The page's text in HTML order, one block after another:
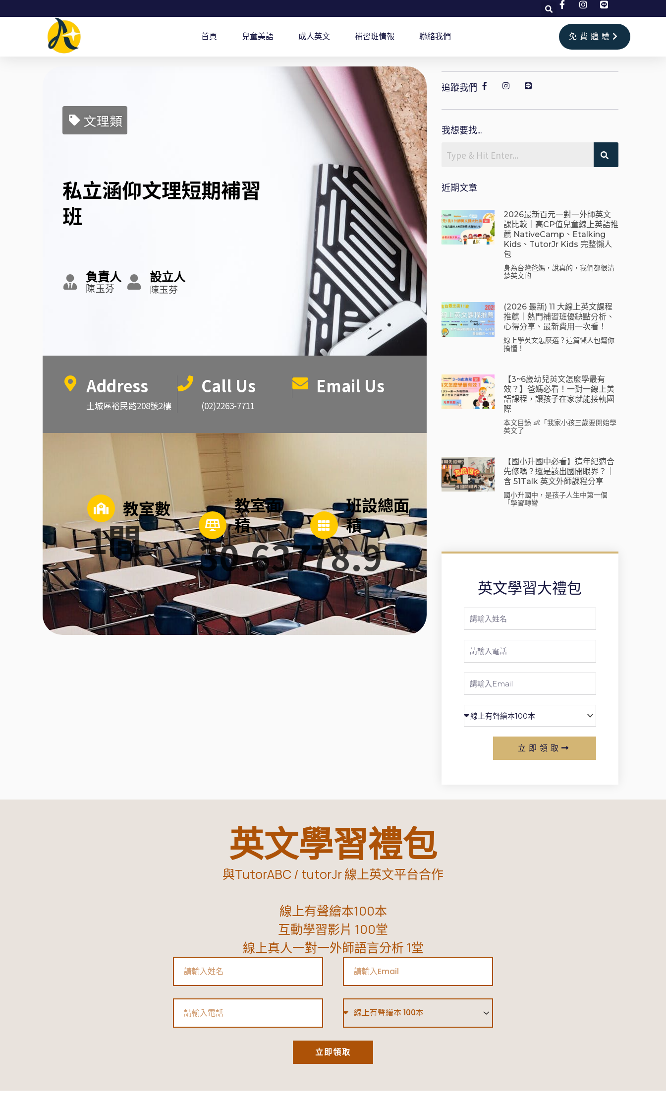
首頁 兒童美語 成人英文 補習班情報 聯絡我們 免費體驗
文理類
私立涵仰文理短期補習
班
負責人
陳玉芬
設立人
陳玉芬
Address
土城區裕民路208號2樓
Call Us
(02)2263-7711
Email Us
1間
教室數
教室面
積
30.637
班設總面
積
78.9
追蹤我們
我想要找...
近期文章
2026最新百元一對一外師英文
課比較｜高CP值兒童線上英語推
薦 NativeCamp、Etalking
Kids、tutorJr Kids 完整懶人
包
身為台灣爸媽，說真的，我們都很清
楚英文的
(2026 最新) 11 大線上英文課程
推薦｜熱門補習班優缺點分析、
心得分享、最新費用一次看！
線上學英文怎麼選？這篇懶人包幫你
搞懂！
【3~6歲幼兒英文怎麼學最有
效？】爸媽必看！一對一線上美
語課程，讓孩子在家就能接軌國
際
本文目錄 👶「我家小孩三歲要開始學
英文了
【國小升國中必看】這年紀適合
先修嗎？還是該出國開眼界？｜
含 51Talk 英文外師課程分享
國小升國中，是孩子人生中第一個
「學習轉彎
英文學習大禮包
Full
Name
Phone
Email
立即領取
英文學習禮包
與TutorABC / tutorJr 線上英文平台合作
線上有聲繪本100本
互動學習影片 100堂
線上真人一對一外師語言分析 1堂
立即領取